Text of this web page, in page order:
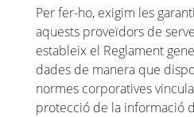
Per fer-ho, exigim les
aquests proveïdors de
estableix el Reglament
dades de manera que
normes corporatives
protecció de la informació